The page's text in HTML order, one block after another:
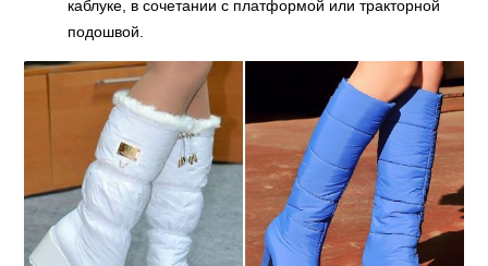
каблуке, в сочетании с платформой или тракторной
подошвой.